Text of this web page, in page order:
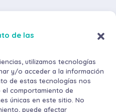
de las
utilizamos tecnologías
y/o acceder a la información
de estas tecnologías nos
comportamiento de
únicas en este sitio. No
puede afectar
de compra
de pago